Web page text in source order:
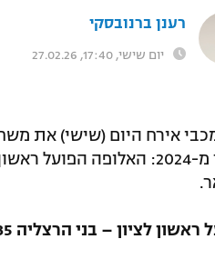
רענן ברנובסקי
יום שישי, 17:40, 27.02.26
אירח היום (שישי) את
הגמר מ-2024: האלופה
לציון – בני הרצליה 31:35 (לאחר הארכה, 28:28 בתום הזמן החוקי)